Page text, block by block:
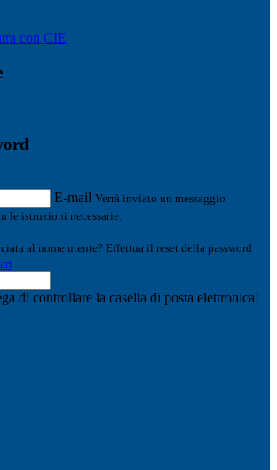
con CIE
E-mail Verrà inviato un messaggio
le istruzioni necessarie.
al nome utente? Effettua il reset della password
di controllare la casella di posta elettronica!